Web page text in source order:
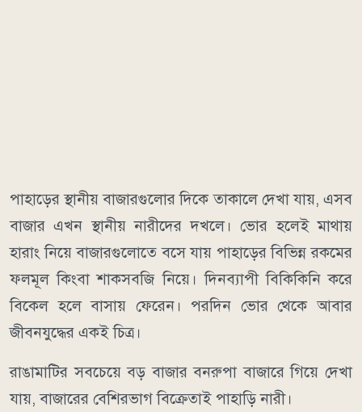
পাহাড়ের স্থানীয় বাজারগুলোর দিকে তাকালে দেখা যায়, এসব
বাজার এখন স্থানীয় নারীদের দখলে। ভোর হলেই মাথায়
হারাং নিয়ে বাজারগুলোতে বসে যায় পাহাড়ের বিভিন্ন রকমের
ফলমূল কিংবা শাকসবজি নিয়ে। দিনব্যাপী বিকিকিনি করে
বিকেল হলে বাসায় ফেরেন। পরদিন ভোর থেকে আবার
জীবনযুদ্ধের একই চিত্র।
রাঙামাটির সবচেয়ে বড় বাজার বনরুপা বাজারে গিয়ে দেখা
যায়, বাজারের বেশিরভাগ বিক্রেতাই পাহাড়ি নারী।